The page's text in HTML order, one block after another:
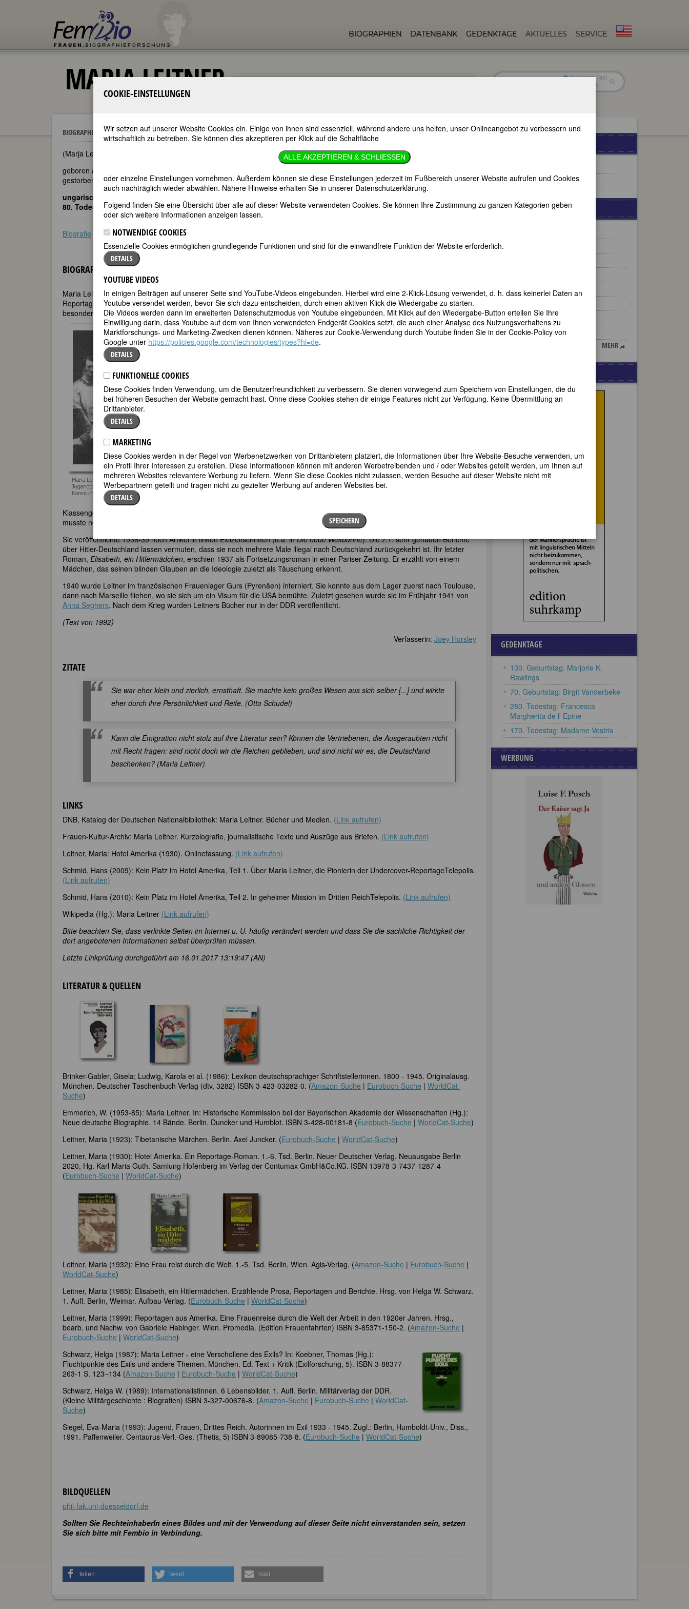
BIOGRAPHIEN DATENBANK GEDENKTAGE AKTUELLES SERVICE
MARIA LEITNER
im ganzen Text
nur in Titeln
BIOGRAPHIEN Maria Leitner
(Marja Leitner; Maria Lékai [ungarische Namensversion])
geboren am 19. Januar 1892 in Varaždin (Österreich-Ungarn, heute Jugoslawien)
gestorben am 14. März 1942 in Marseille
ungarische Schriftstellerin und Journalistin deutscher Sprache
80. Todestag am 14. März 2022
Biografie Zitate•Weblinks• Literatur & Quellen
BIOGRAFIE
tweet
mail
Maria Leitner, deren Schriften leider nicht mehr oder nicht leicht auffindbar sind, leistete durch ihre
Reportagen, Erzählungen und Romane über die Lebensbedingungen der sozial Benachteiligten,
besonders der Frauen, im Amerika und Europa der 1920er Jahre einen einmaligen Beitrag zur
Sozialgeschichtsschreibung.Aus einer kleinbürgerlichen jüdischen
Familie stammend, wuchs sie deutschsprachig in Budapest auf.
1910-1913 studierte sie im Ausland und schrieb dann bis 1919 für linke Zeitungen in
ungarischen Räterepublik musste sie mit ihren beiden Brüdern vor den Pogromen fliehen.
Sie ging zunächst nach Wien, dann nach Berlin, wo sie als Lektorin im Verlag der
Jugendinternationale arbeitete.
Prostituierte, Gefangene, Diamantengräber und Kolonialbeamte.
Die besten dieser Reportagen gab Leitner1932 als Buch, Eine Frau reist durch die Welt,
heraus. Der RomanHotel Amerika(1930) schildert einen Tag aus dem Leben einer
Wäscherin in einem Luxushotel, die zum Schluss »nicht mehr auf den ersehnten
Klassengenossen findet« (W. Emmerich). Das Buch wurde 1933 von der Nazi-Reichsschrifttumskammer verboten, und Leitner
musste noch einmal fliehen, wahrscheinlich erst nach Prag und dann nach Paris.
Sie veröffentlichte 1936-39 noch Artikel in linken Exilzeitschriften (u.a. inDie neue Weltbühne). Die z.T. sehr genauen Berichte
über Hitler-Deutschland lassen vermuten, dass sie noch mehrere Male illegal nach Deutschland zurückgekehrt ist. Ihr letzter
Roman, Elisabeth, ein Hitlermädchen, erschien 1937 als Fortsetzungsroman in einer Pariser Zeitung. Er erzählt von einem
Mädchen, das seinen blinden Glauben an die Ideologie zuletzt als Täuschung erkennt.
1940 wurde Leitner im französischen Frauenlager Gurs (Pyrenäen) interniert. Sie konnte aus dem Lager zuerst nach Toulouse,
dann nach Marseille fliehen, wo sie sich um ein Visum für die USA bemühte. Zuletzt gesehen wurde sie im Frühjahr 1941 von
Anna Seghers. Nach dem Krieg wurden Leitners Bücher nur in der DDR veröffentlicht.
(Text von 1992)
Verfasserin: Joey Horsley
ZITATE
Sie war eher klein und zierlich, ernsthaft. Sie machte kein großes Wesen aus sich selber [...] und wirkte
eher durch ihre Persönlichkeit und Reife. (Otto Schudel)
Kann die Emigration nicht stolz auf ihre Literatur sein? Können die Vertriebenen, die Ausgeraubten nicht
mit Recht fragen: sind nicht doch wir die Reichen geblieben, und sind nicht wir es, die Deutschland
beschenken? (Maria Leitner)
LINKS
DNB, Katalog der Deutschen Nationalbibliothek: Maria Leitner. Bücher und Medien. (Link aufrufen)
Frauen-Kultur-Archiv: Maria Leitner. Kurzbiografie, journalistische Texte und Auszüge aus Briefen. (Link aufrufen)
Leitner, Maria: Hotel Amerika (1930). Onlinefassung. (Link aufrufen)
Schmid, Hans (2009): Kein Platz im Hotel Amerika, Teil 1. Über Maria Leitner, die Pionierin der Undercover-ReportageTelepolis.
(Link aufrufen)
Schmid, Hans (2010): Kein Platz im Hotel Amerika, Teil 2. In geheimer Mission im Dritten ReichTelepolis. (Link aufrufen)
Wikipedia (Hg.): Maria Leitner (Link aufrufen)
Bitte beachten Sie, dass verlinkte Seiten im Internet u. U. häufig verändert werden und dass Sie die sachliche Richtigkeit der
dort angebotenen Informationen selbst überprüfen müssen.
Letzte Linkprüfung durchgeführt am 16.01.2017 13:19:47 (AN)
LITERATUR & QUELLEN
Brinker-Gabler, Gisela; Ludwig, Karola et al. (1986): Lexikon deutschsprachiger Schriftstellerinnen. 1800 - 1945. Originalausg.
München. Deutscher Taschenbuch-Verlag (dtv, 3282) ISBN 3-423-03282-0. (Amazon-Suche | Eurobuch-Suche | WorldCat-
Suche)
Emmerich, W. (1953-85): Maria Leitner. In: Historische Kommission bei der Bayerischen Akademie der Wissenschaften (Hg.):
Neue deutsche Biographie. 14 Bände. Berlin. Duncker und Humblot. ISBN 3-428-00181-8 (Eurobuch-Suche | WorldCat-Suche)
Leitner, Maria (1923): Tibetanische Märchen. Berlin. Axel Juncker. (Eurobuch-Suche | WorldCat-Suche)
Leitner, Maria (1930): Hotel Amerika. Ein Reportage-Roman. 1.-6. Tsd. Berlin. Neuer Deutscher Verlag. Neuausgabe Berlin
2020, Hg. Karl-Maria Guth. Samlung Hofenberg im Verlag der Contumax GmbH&Co.KG. ISBN 13978-3-7437-1287-4
(Eurobuch-Suche | WorldCat-Suche)
Leitner, Maria (1932): Eine Frau reist durch die Welt. 1.-5. Tsd. Berlin, Wien. Agis-Verlag. (Amazon-Suche | Eurobuch-Suche |
WorldCat-Suche)
Leitner, Maria (1985): Elisabeth, ein Hitlermädchen. Erzählende Prosa, Reportagen und Berichte. Hrsg. von Helga W. Schwarz.
1. Aufl. Berlin, Weimar. Aufbau-Verlag. (Eurobuch-Suche | WorldCat-Suche)
Leitner, Maria (1999): Reportagen aus Amerika. Eine Frauenreise durch die Welt der Arbeit in den 1920er Jahren. Hrsg.,
bearb. und Nachw. von Gabriele Habinger. Wien. Promedia. (Edition Frauenfahrten) ISBN 3-85371-150-2. (Amazon-Suche |
Eurobuch-Suche | WorldCat-Suche)
Schwarz, Helga (1987): Maria Leitner - eine Verschollene des Exils? In: Koebner, Thomas (Hg.):
Fluchtpunkte des Exils und andere Themen. München. Ed. Text + Kritik (Exilforschung, 5). ISBN 3-88377-
263-1 S. 123–134 (Amazon-Suche | Eurobuch-Suche | WorldCat-Suche)
Schwarz, Helga W. (1989): Internationalistinnen. 6 Lebensbilder. 1. Aufl. Berlin. Militärverlag der DDR.
(Kleine Militärgeschichte : Biografien) ISBN 3-327-00676-8. (Amazon-Suche | Eurobuch-Suche | WorldCat-
Suche)
Siegel, Eva-Maria (1993): Jugend, Frauen, Drittes Reich. Autorinnen im Exil 1933 - 1945. Zugl.: Berlin, Humboldt-Univ., Diss.,
1991. Paffenweiler. Centaurus-Verl.-Ges. (Thetis, 5) ISBN 3-89085-738-8. (Eurobuch-Suche | WorldCat-Suche)
BILDQUELLEN
phil-fak.uni-duesseldorf.de
Sollten Sie RechteinhaberIn eines Bildes und mit der Verwendung auf dieser Seite nicht einverstanden sein, setzen
Sie sich bitte mit Fembio in Verbindung.
teilen tweet mail
Europäische Jüdinnen
WEITERE BIOGRAPHIEN
Brigitte Horney
Sophie Taeuber-Arp
Annie Besant
MEHR
GEDENKTAGE
130. Geburtstag: Marjorie K.
Rawlings
70. Geburtstag: Birgit Vanderbeke
280. Todestag: Francesca
Margherita de l' Epine
170. Todestag: Madame Vestris
WERBUNG
COOKIE-EINSTELLUNGEN
Wir setzen auf unserer Website Cookies ein. Einige von ihnen sind essenziell, während andere uns helfen, unser Onlineangebot zu verbessern und
wirtschaftlich zu betreiben. Sie können dies akzeptieren per Klick auf die Schaltfläche
ALLE AKZEPTIEREN & SCHLIESSEN
oder einzelne Einstellungen vornehmen. Außerdem können sie diese Einstellungen jederzeit im Fußbereich unserer Website aufrufen und Cookies
auch nachträglich wieder abwählen. Nähere Hinweise erhalten Sie in unserer Datenschutzerklärung.
Folgend finden Sie eine Übersicht über alle auf dieser Website verwendeten Cookies. Sie können Ihre Zustimmung zu ganzen Kategorien geben
oder sich weitere Informationen anzeigen lassen.
NOTWENDIGE COOKIES
Essenzielle Cookies ermöglichen grundlegende Funktionen und sind für die einwandfreie Funktion der Website erforderlich.
DETAILS
YOUTUBE VIDEOS
In einigen Beiträgen auf unserer Seite sind YouTube-Videos eingebunden. Hierbei wird eine 2-Klick-Lösung verwendet, d. h. dass keinerlei Daten an
Youtube versendet werden, bevor Sie sich dazu entscheiden, durch einen aktiven Klick die Wiedergabe zu starten.
Die Videos werden dann im erweiterten Datenschutzmodus von Youtube eingebunden. Mit Klick auf den Wiedergabe-Button erteilen Sie Ihre
Einwilligung darin, dass Youtube auf dem von Ihnen verwendeten Endgerät Cookies setzt, die auch einer Analyse des Nutzungsverhaltens zu
Marktforschungs- und Marketing-Zwecken dienen können. Näheres zur Cookie-Verwendung durch Youtube finden Sie in der Cookie-Policy von
Google unter https://policies.google.com/technologies/types?hl=de.
DETAILS
FUNKTIONELLE COOKIES
Diese Cookies finden Verwendung, um die Benutzerfreundlichkeit zu verbessern. Sie dienen vorwiegend zum Speichern von Einstellungen, die du
bei früheren Besuchen der Website gemacht hast. Ohne diese Cookies stehen dir einige Features nicht zur Verfügung. Keine Übermittlung an
Drittanbieter.
DETAILS
MARKETING
Diese Cookies werden in der Regel von Werbenetzwerken von Drittanbietern platziert, die Informationen über Ihre Website-Besuche verwenden, um
ein Profil Ihrer Interessen zu erstellen. Diese Informationen können mit anderen Werbetreibenden und / oder Websites geteilt werden, um Ihnen auf
mehreren Websites relevantere Werbung zu liefern. Wenn Sie diese Cookies nicht zulassen, werden Besuche auf dieser Website nicht mit
Werbepartnern geteilt und tragen nicht zu gezielter Werbung auf anderen Websites bei.
DETAILS
SPEICHERN